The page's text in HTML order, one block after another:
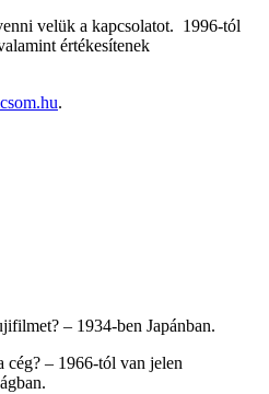
velük a kapcsolatot. 1996-tól
értékesítenek
.
– 1934-ben Japánban.
cég? – 1966-tól van jelen